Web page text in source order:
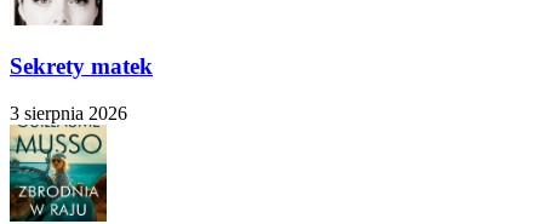
Sekrety matek
3 sierpnia 2026